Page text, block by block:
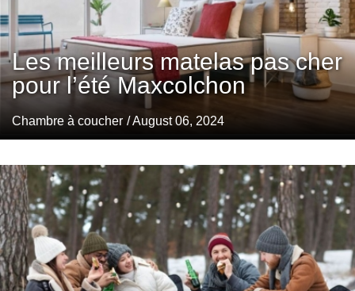
Les meilleurs matelas pas cher
pour l’été Maxcolchon
Chambre à coucher / August 06, 2024